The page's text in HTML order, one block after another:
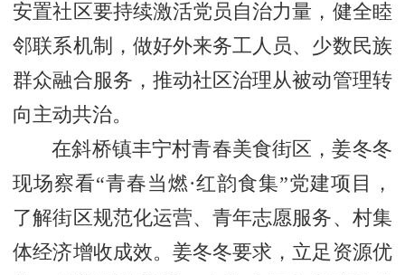
安置社区要持续激活党员自治力量，健全睦
邻联系机制，做好外来务工人员、少数民族
群众融合服务，推动社区治理从被动管理转
向主动共治。
在斜桥镇丰宁村青春美食街区，姜冬冬
现场察看“青春当燃·红韵食集”党建项目，
了解街区规范化运营、青年志愿服务、村集
体经济增收成效。姜冬冬要求，立足资源优